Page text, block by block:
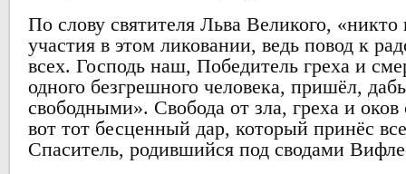
По слову святителя Льва Великого, «никто
участия в этом ликовании, ведь повод к
всех. Господь наш, Победитель греха и
одного безгрешного человека, пришёл,
свободными». Свобода от зла, греха и
вот тот бесценный дар, который принёс
Спаситель, родившийся под сводами